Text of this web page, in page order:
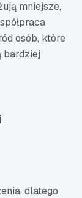
mniejsze,
osób, które
bardziej
dlatego